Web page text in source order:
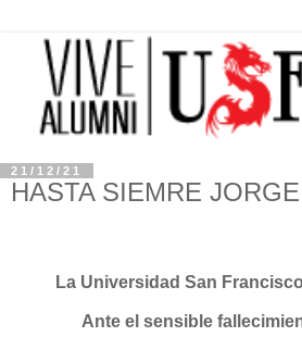
21/12/21
HASTA SIEMRE
La Universidad San
Ante el sensible